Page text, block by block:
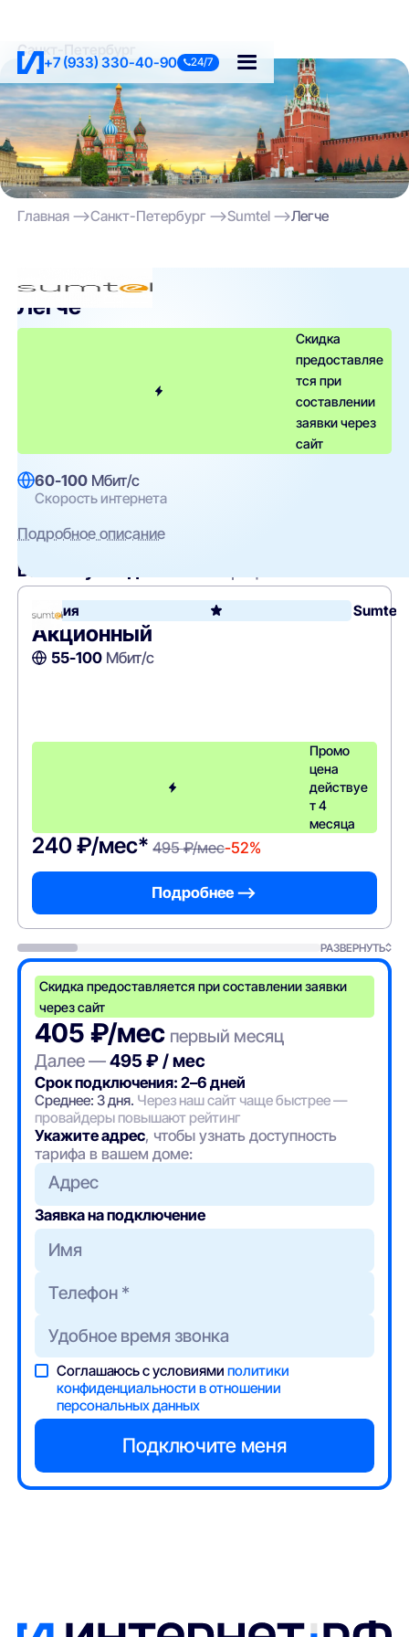
+7 (933) 330-40-90 24/7
Санкт-Петербург
Главная Санкт-Петербург Sumtel Легче
Sumtel
Легче
Скидка
предоставляе
тся при
составлении
заявки через
сайт
60-100 Мбит/с
Скорость интернета
Подробное описание
Вам могут подойти
Акция Sumtel
Акционный
55-100Мбит/с
Промо
цена
действуе
т 4
месяца
240 ₽/мес* 495 ₽/мес-52%
Подробнее —>
РАЗВЕРНУТЬ
Скидка предоставляется при составлении заявки
через сайт
405 ₽/мес первый месяц
Далее —495 ₽ / мес
Срок подключения: 2–6 дней
Среднее: 3 дня. Через наш сайт чаще быстрее —
провайдеры повышают рейтинг
Укажите адрес, чтобы узнать доступность
тарифа в вашем доме:
Адрес
Заявка на подключение
Соглашаюсь с условиямиполитики
конфиденциальности в отношении
персональных данных